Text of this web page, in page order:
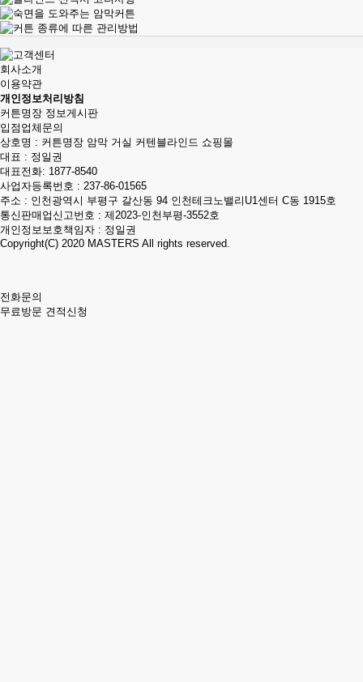
회사소개
이용약관
개인정보처리방침
커튼명장 정보게시판
입점업체문의
상호명 : 커튼명장 암막 거실 커텐블라인드 쇼핑몰
대표 : 정일권
대표전화: 1877-8540
사업자등록번호 : 237-86-01565
주소 : 인천광역시 부평구 갈산동 94 인천테크노밸리U1센터 C동 1915호
통신판매업신고번호 : 제2023-인천부평-3552호
개인정보보호책임자 : 정일권
Copyright(C) 2020 MASTERS All rights reserved.
전화문의
무료방문 견적신청